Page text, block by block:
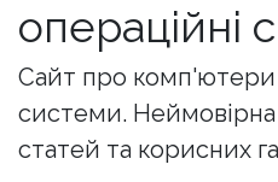
операційні
Сайт про комп'ютери
системи. Неймовірна
статей та корисних